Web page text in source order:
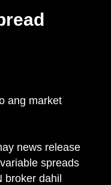
ang market
news release
spreads
broker dahil